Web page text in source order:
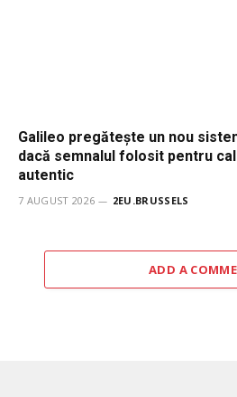
Galileo pregătește un nou
dacă semnalul folosit pentru
autentic
7 AUGUST 2026 2EU.BRUSSELS
ADD A